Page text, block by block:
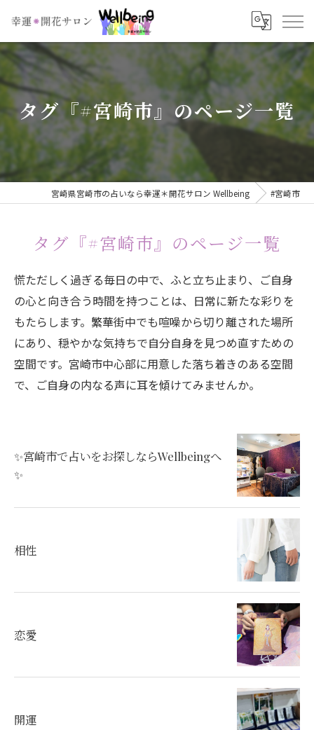
タグ『#宮崎市』のページ一覧
宮崎県宮崎市の占いなら幸運＊開花サロン Wellbeing #宮崎市
タグ『#宮崎市』のページ一覧
慌ただしく過ぎる毎日の中で、ふと立ち止まり、ご自身
の心と向き合う時間を持つことは、日常に新たな彩りを
もたらします。繁華街中でも喧噪から切り離された場所
にあり、穏やかな気持ちで自分自身を見つめ直すための
空間です。宮崎市中心部に用意した落ち着きのある空間
で、ご自身の内なる声に耳を傾けてみませんか。
✨宮崎市で占いをお探しならWellbeingへ
✨
相性
恋愛
開運